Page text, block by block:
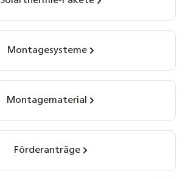
Montagesysteme
Montagematerial
Förderanträge